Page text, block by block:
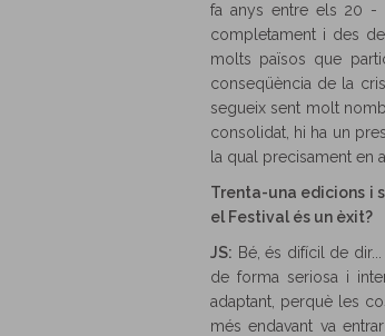
fa anys entre els 20 -
completament i des
molts països que
conseqüència de la
segueix sent molt
consolidat, hi ha un
la qual precisament en
Trenta-una edicions i
el Festival és un èxit?
JS: Bé, és difícil de
de forma seriosa i
adaptant, perquè les
més endavant va